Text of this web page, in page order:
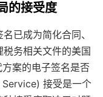
的接受度
已成为简化合同、
务相关文件的美国
案的电子签名是否
接受是一个